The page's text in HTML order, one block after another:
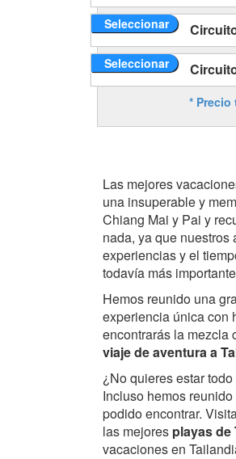
Seleccionar
Seleccionar
*
Las mejores
una insuperable y
Chiang Mai y Pai y
nada, ya que
experiencias y el
todavía más
Hemos reunido una
experiencia única con
encontrarás la mezcla
viaje de aventura a
¿No quieres estar
Incluso hemos
podido encontrar.
las mejores playas de
vacaciones en